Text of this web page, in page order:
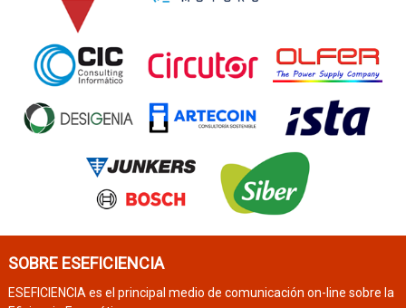
SOBRE ESEFICIENCIA
ESEFICIENCIA es el principal medio de comunicación on-line sobre la